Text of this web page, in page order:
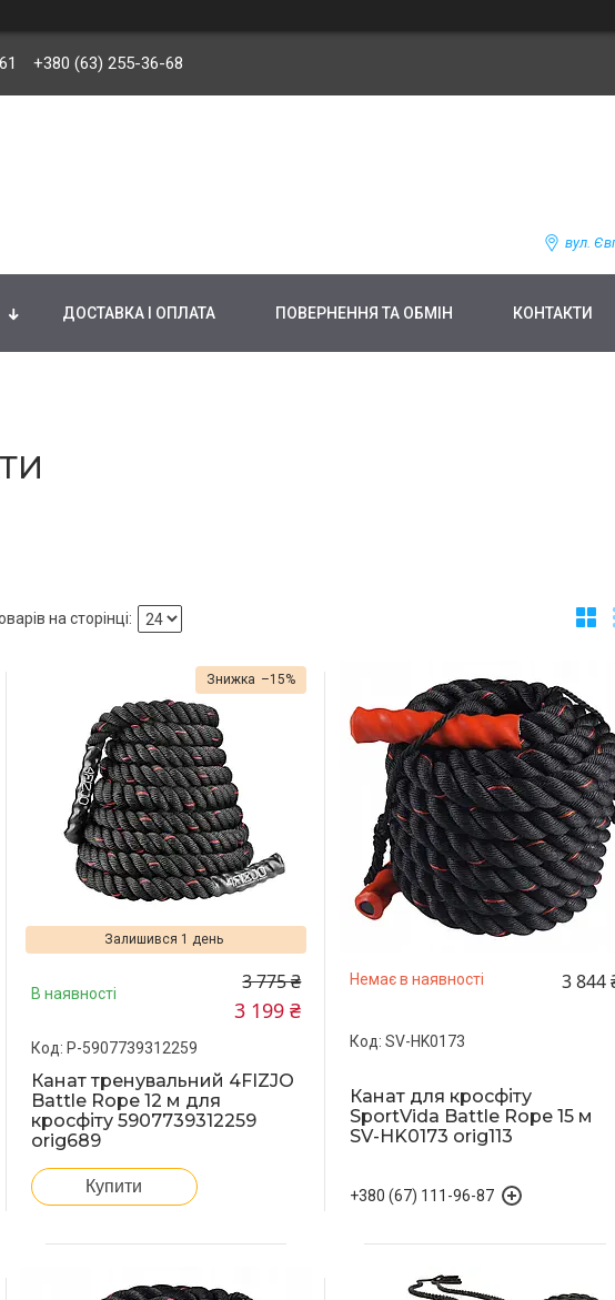
+380 (63) 255-36-68
вул.
ДОСТАВКА І ОПЛАТА ПОВЕРНЕННЯ ТА ОБМІН КОНТАКТИ
–15%
Залишився 1 день
В наявності 3 775 ₴
3 199 ₴
P-5907739312259
Канат тренувальний 4FIZJO
Battle Rope 12 м для
кросфіту 5907739312259
orig689
Купити
Немає в наявності 3 844
SV-HK0173
Канат для кросфіту
SportVida Battle Rope 15 м
SV-HK0173 orig113
+380 (67) 111-96-87